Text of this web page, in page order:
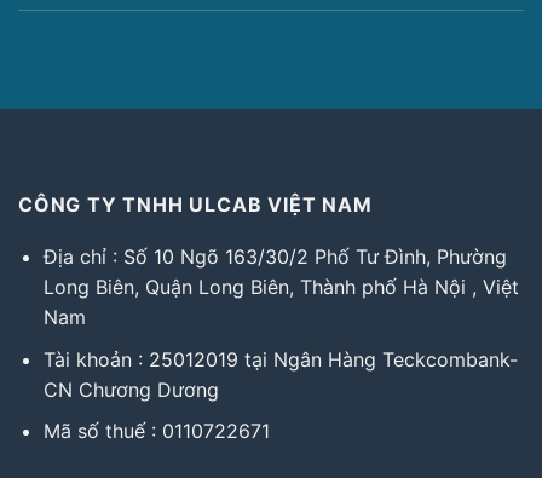
CÔNG TY TNHH ULCAB VIỆT NAM
Địa chỉ : Số 10 Ngõ 163/30/2 Phố Tư Đình, Phường
Long Biên, Quận Long Biên, Thành phố Hà Nội , Việt
Nam
Tài khoản : 25012019 tại Ngân Hàng Teckcombank-
CN Chương Dương
Mã số thuế : 0110722671